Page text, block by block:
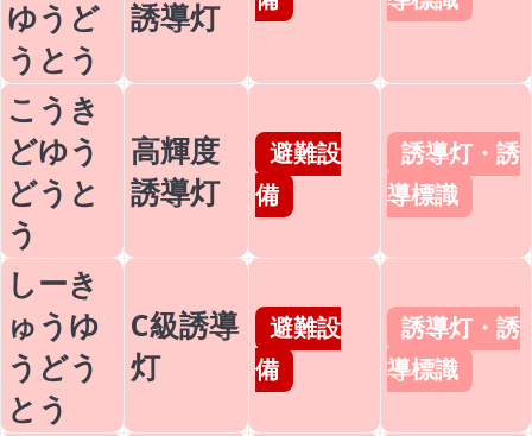
ゆうど
うとう
誘導灯
こうき
どゆう
どうと
う
高輝度
誘導灯
避難設
備
誘導灯・誘
導標識
しーき
ゅうゆ
うどう
とう
C級誘導
灯
避難設
備
誘導灯・誘
導標識